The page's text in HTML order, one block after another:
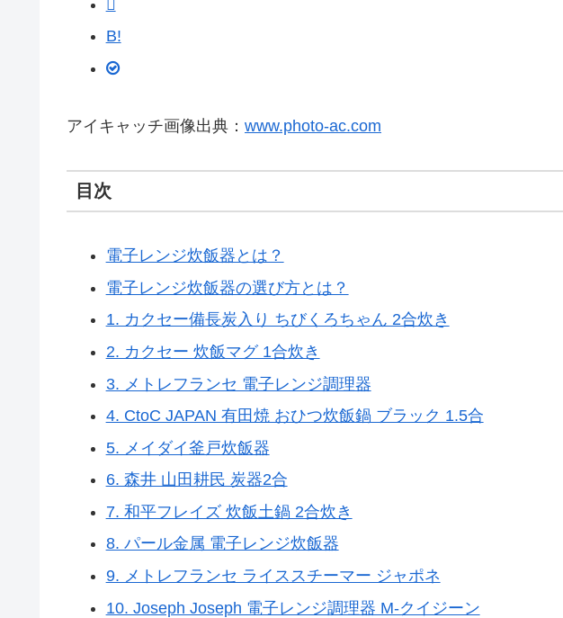
B!
アイキャッチ画像出典： www.photo-ac.com
目次
電子レンジ炊飯器とは？
電子レンジ炊飯器の選び方とは？
1. カクセー備長炭入り ちびくろちゃん 2合炊き
2. カクセー 炊飯マグ 1合炊き
3. メトレフランセ 電子レンジ調理器
4. CtoC JAPAN 有田焼 おひつ炊飯鍋 ブラック 1.5合
5. メイダイ釜戸炊飯器
6. 森井 山田耕民 炭器2合
7. 和平フレイズ 炊飯土鍋 2合炊き
8. パール金属 電子レンジ炊飯器
9. メトレフランセ ライススチーマー ジャポネ
10. Joseph Joseph 電子レンジ調理器 M-クイジーン